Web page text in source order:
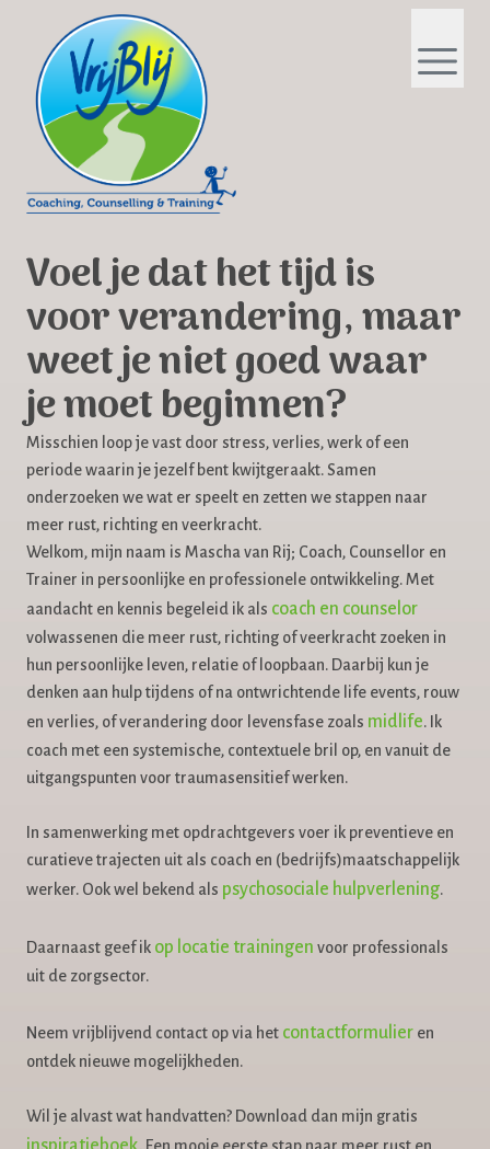
Voel je dat het tijd is
voor verandering, maar
weet je niet goed waar
je moet beginnen?
Misschien loop je vast door stress, verlies, werk of een
periode waarin je jezelf bent kwijtgeraakt. Samen
onderzoeken we wat er speelt en zetten we stappen naar
meer rust, richting en veerkracht.
Welkom, mijn naam is Mascha van Rij; Coach, Counsellor en
Trainer in persoonlijke en professionele ontwikkeling. Met
aandacht en kennis begeleid ik als coach en counselor
volwassenen die meer rust, richting of veerkracht zoeken in
hun persoonlijke leven, relatie of loopbaan. Daarbij kun je
denken aan hulp tijdens of na ontwrichtende life events, rouw
en verlies, of verandering door levensfase zoals midlife. Ik
coach met een systemische, contextuele bril op, en vanuit de
uitgangspunten voor traumasensitief werken.
In samenwerking met opdrachtgevers voer ik preventieve en
curatieve trajecten uit als coach en (bedrijfs)maatschappelijk
werker. Ook wel bekend als psychosociale hulpverlening.
Daarnaast geef ik op locatie trainingen voor professionals
uit de zorgsector.
Neem vrijblijvend contact op via het contactformulier en
ontdek nieuwe mogelijkheden.
Wil je alvast wat handvatten? Download dan mijn gratis